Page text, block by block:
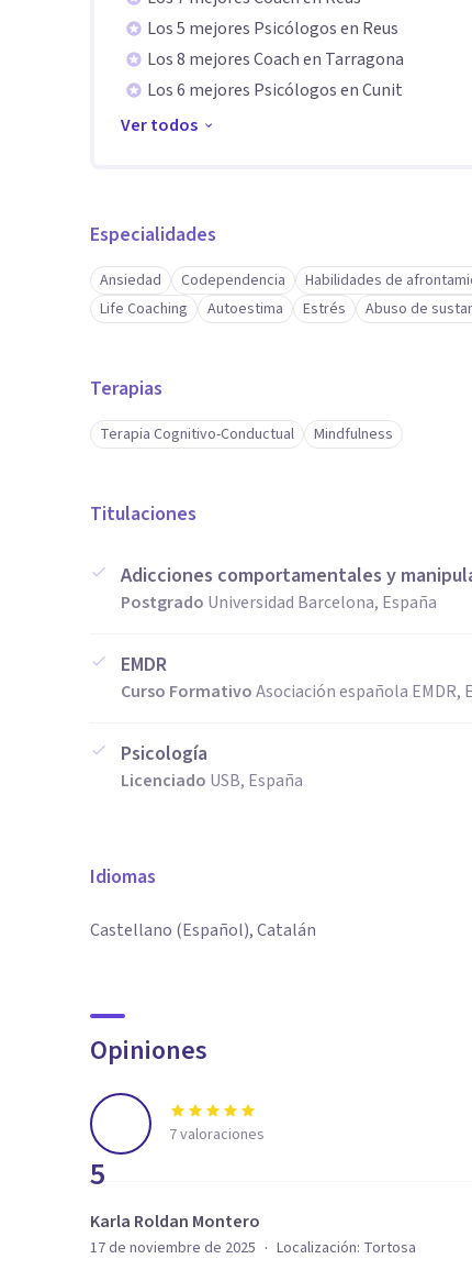
Los 5 mejores Psicólogos en Reus
Los 8 mejores Coach en Tarragona
Los 6 mejores Psicólogos en Cunit
Ver todos
Especialidades
Ansiedad Codependencia Habilidades de
Life Coaching
Autoestima Estrés Abuso de
Terapias
Terapia Cognitivo-Conductual Mindfulness
Titulaciones
Adicciones comportamentales y
Postgrado Universidad Barcelona, España
EMDR
Curso FormativoAsociación española EMDR,
Psicología
Licenciado USB, España
Idiomas
Castellano (Español), Catalán
Opiniones
5
7valoraciones
Karla Roldan Montero
17 de noviembre de 2025 · Localización: Tortosa